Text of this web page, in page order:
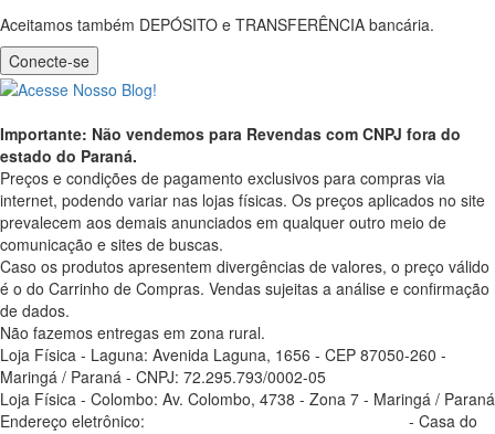
Aceitamos também DEPÓSITO e TRANSFERÊNCIA bancária.
Conecte-se
Importante: Não vendemos para Revendas com CNPJ fora do
estado do Paraná.
Preços e condições de pagamento exclusivos para compras via
internet, podendo variar nas lojas físicas. Os preços aplicados no site
prevalecem aos demais anunciados em qualquer outro meio de
comunicação e sites de buscas.
Caso os produtos apresentem divergências de valores, o preço válido
é o do Carrinho de Compras. Vendas sujeitas a análise e confirmação
de dados.
Não fazemos entregas em zona rural.
Loja Física - Laguna: Avenida Laguna, 1656 - CEP 87050-260 -
Maringá / Paraná - CNPJ: 72.295.793/0002-05
Loja Física - Colombo: Av. Colombo, 4738 - Zona 7 - Maringá / Paraná
Endereço eletrônico:
- Casa do